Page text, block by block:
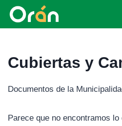
Cubiertas y
Documentos de la
Parece que no encontramos